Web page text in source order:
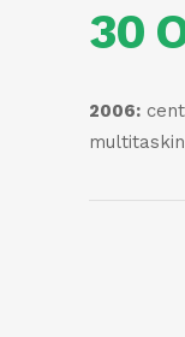
30
2006: